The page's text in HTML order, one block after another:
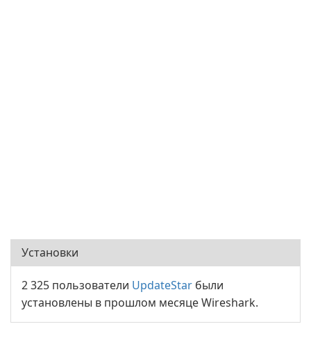
Установки
2 325 пользователи UpdateStar были
установлены в прошлом месяце Wireshark.